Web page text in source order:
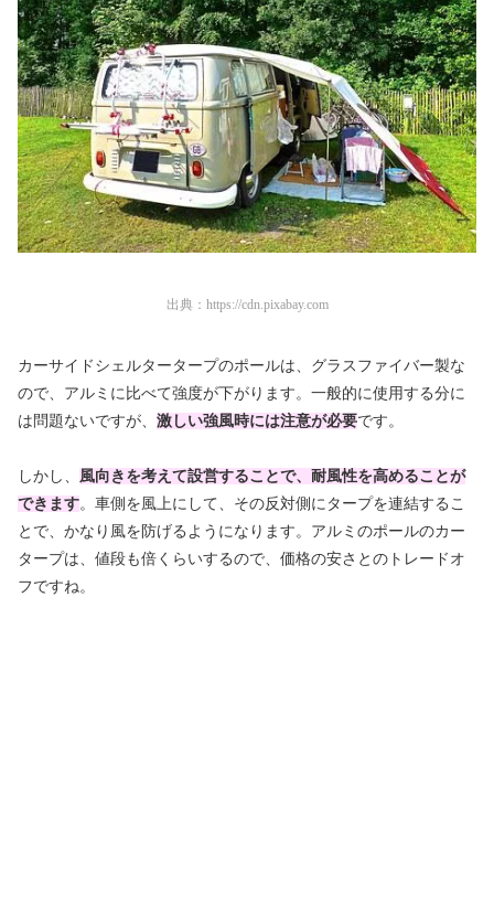
出典： https://cdn.pixabay.com
カーサイドシェルタータープのポールは、グラスファイバー製な
ので、アルミに比べて強度が下がります。一般的に使用する分に
は問題ないですが、 激しい強風時には注意が必要です。
しかし、 風向きを考えて設営することで、耐風性を高めることが
できます。車側を風上にして、その反対側にタープを連結するこ
とで、かなり風を防げるようになります。アルミのポールのカー
タープは、値段も倍くらいするので、価格の安さとのトレードオ
フですね。